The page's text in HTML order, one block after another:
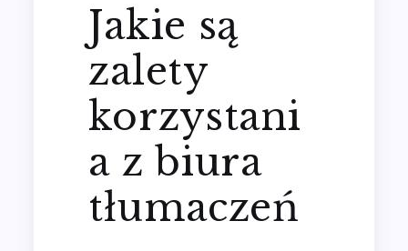
Jakie są
zalety
korzystani
a z biura
tłumaczeń